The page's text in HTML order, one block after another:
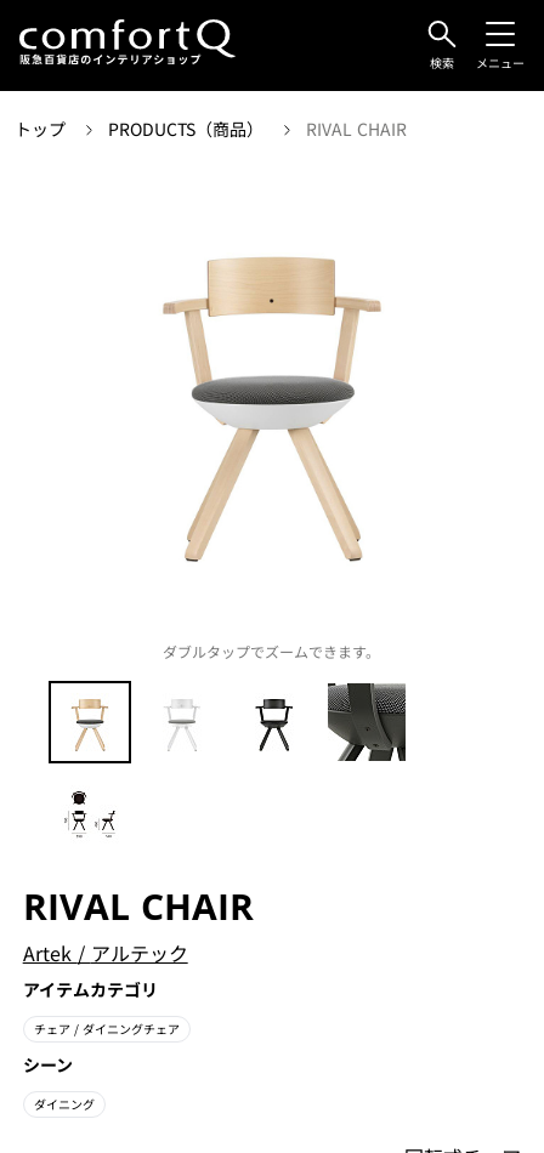
検索 メニュー
トップ PRODUCTS（商品） RIVAL CHAIR
ダブルタップでズームできます。
RIVAL CHAIR
Artek / アルテック
アイテムカテゴリ
チェア / ダイニングチェア
シーン
ダイニング